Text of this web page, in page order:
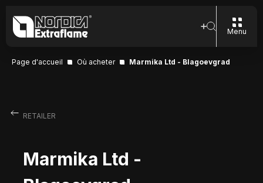
Menu
Page d'accueil Où acheter Marmika Ltd - Blagoevgrad
RETAILER
Marmika Ltd -